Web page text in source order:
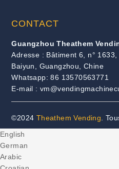
CONTACT
Guangzhou Theathem
Adresse : Bâtiment 6, n°
Baiyun, Guangzhou, Chine
Whatsapp: 86 13570563771
E-mail :
©2024 Theathem Vending.
English
German
Arabic